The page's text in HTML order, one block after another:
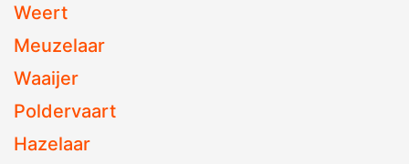
Weert
Meuzelaar
Waaijer
Poldervaart
Hazelaar